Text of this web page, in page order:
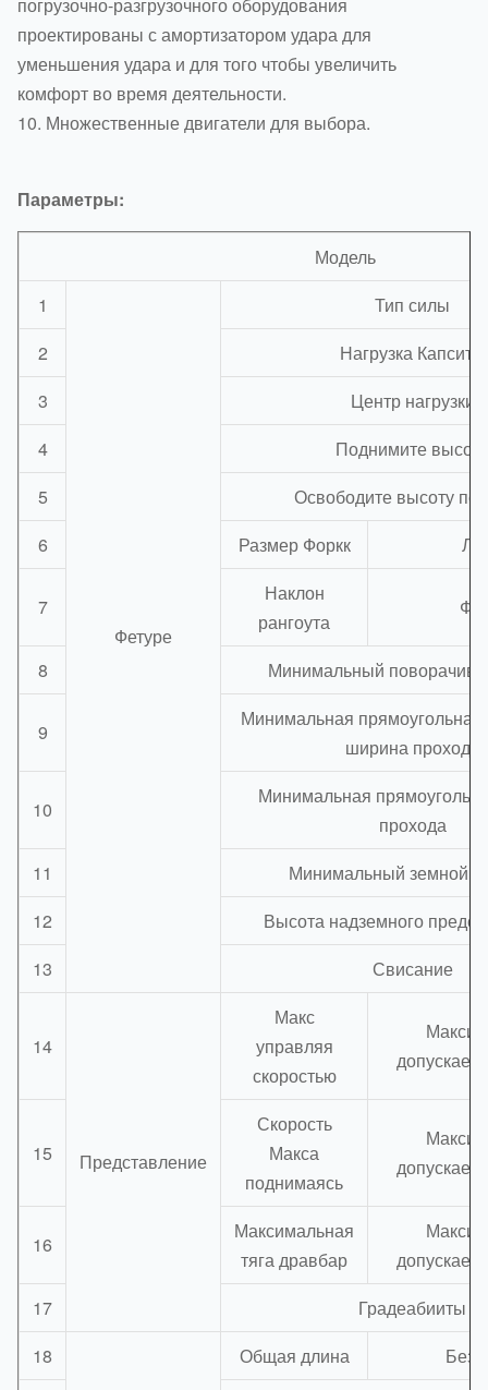
проектированы с амортизатором удара для
уменьшения удара и для того чтобы увеличить
комфорт во время деятельности.
10. Множественные двигатели для выбора.
Параметры:
Модель
1
Фетуре
Тип силы
2
Нагрузка Капситы
3
Центр нагрузки
4
Поднимите высоту
5
Освободите высоту
6
Размер Форкк
7
Наклон
рангоута
8 Минимальный
9
Минимальная
ширина прохода
10
Минимальная
прохода
11
Минимальный земной
12
Высота надземного
13
Свисание
14
Представление
Макс
управляя
скоростью
15
Скорость
Макса
поднимаясь
16
Максимальная
тяга дравбар
17
Градеабииты
18
Общая длина
Без